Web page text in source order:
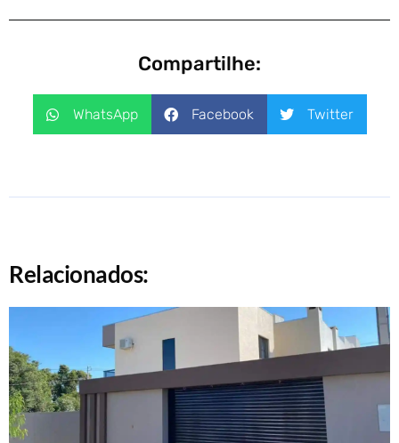
Compartilhe:
WhatsApp Facebook Twitter
Relacionados: